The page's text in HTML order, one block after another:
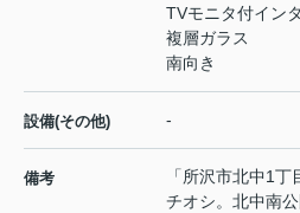
TVモニタ付イン
複層ガラス
南向き
設備(その他) -
備考
「所沢市北中1
チオシ。北中南